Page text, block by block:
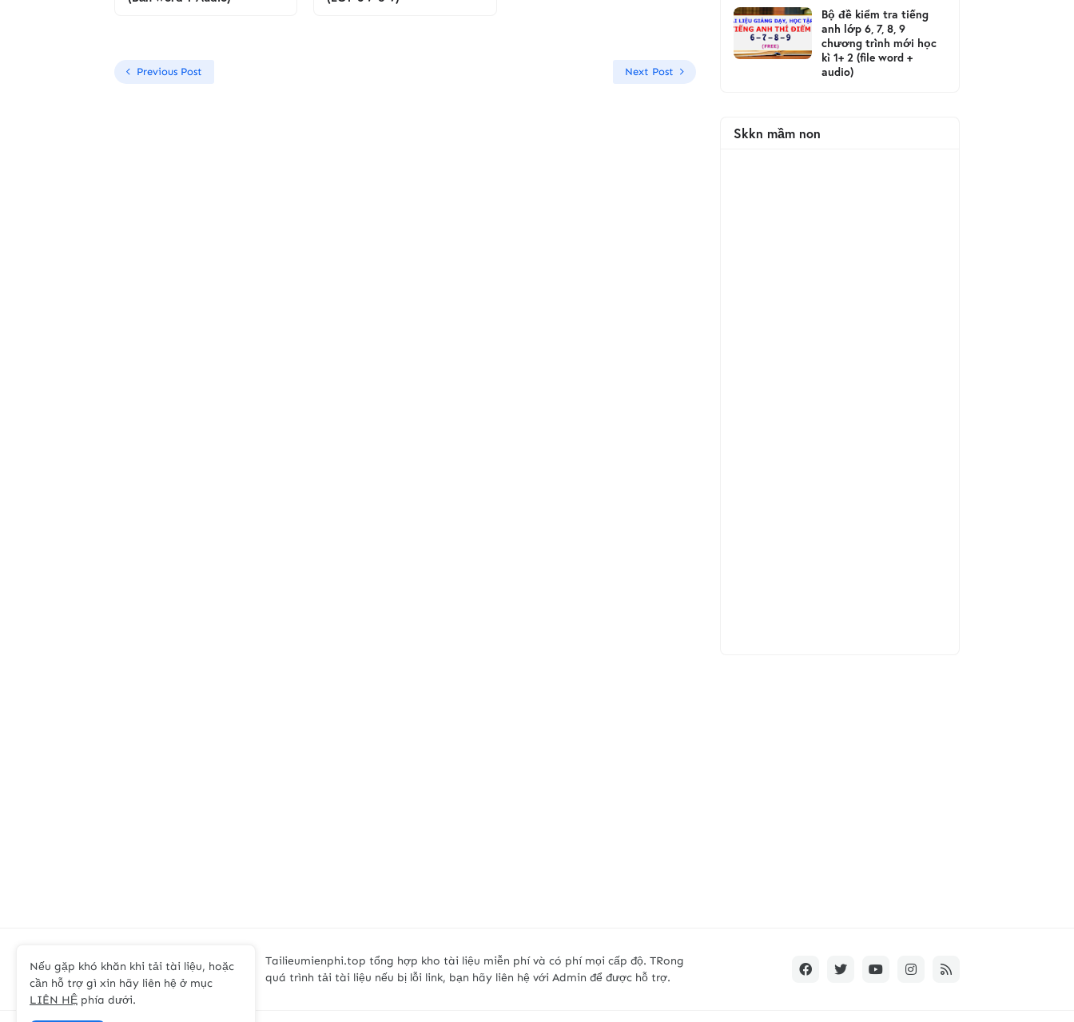
Previous Post Next Post
Bộ đề kiểm tra tiếng
anh lớp 6, 7, 8, 9
chương trình mới học
kì 1+ 2 (file word +
audio)
Skkn mầm non
Tailieumienphi.top tổng hợp kho tài liệu miễn phí và có phí mọi cấp độ. TRong
quá trình tải tài liệu nếu bị lỗi link, bạn hãy liên hệ với Admin để được hỗ trợ.
Nếu gặp khó khăn khi tải tài liệu, hoặc
cần hỗ trợ gì xin hãy liên hệ ở mục
LIÊN HỆ phía dưới.